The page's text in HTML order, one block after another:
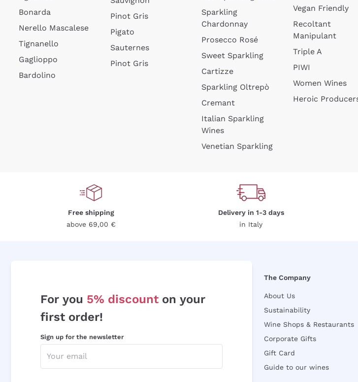
Bonarda
Nerello Mascalese
Tignanello
Gaglioppo
Bardolino
Pinot Gris
Pigato
Sauternes
Pinot Gris
Sparkling
Chardonnay
Prosecco Rosé
Sweet Sparkling
Cartizze
Sparkling Oltrepò
Cremant
Italian Sparkling
Wines
Venetian Sparkling
Vegan Friendly
Recoltant
Manipulant
Triple A
PIWI
Women Wines
Heroic
Free shipping
above 69,00 €
Delivery in 1-3 days
in Italy
For you 5% discount on your
first order!
Sign up for the newsletter
The Company
About Us
Sustainability
Wine Shops & Restaurants
Corporate Gifts
Gift Card
Guide to our wines